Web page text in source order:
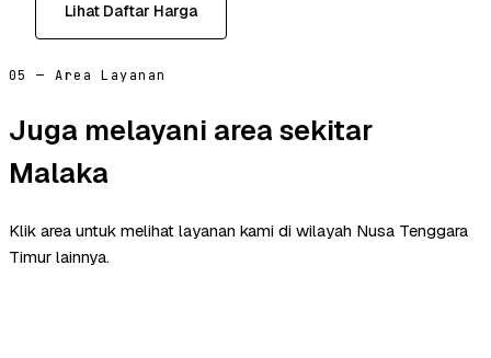
Lihat Daftar Harga
05 — Area Layanan
Juga melayani area sekitar
Malaka
Klik area untuk melihat layanan kami di wilayah Nusa Tenggara
Timur lainnya.